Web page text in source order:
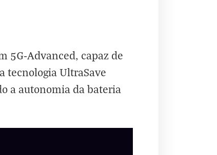
5G-Advanced, capaz de
tecnologia UltraSave
a autonomia da bateria